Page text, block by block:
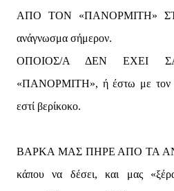
ΑΠΟ ΤΟΝ «ΠΑΝΟΡΜΙΤΗ»
ανάγνωσμα σήμερον.
ΟΠΟΙΟΣ/Α ΔΕΝ ΕΧΕΙ
«ΠΑΝΟΡΜΙΤΗ», ή έστω με τον
εστί βερίκοκο.
ΒΑΡΚΑ ΜΑΣ ΠΗΡΕ ΑΠΟ ΤΑ
κάπου να δέσει, και μας